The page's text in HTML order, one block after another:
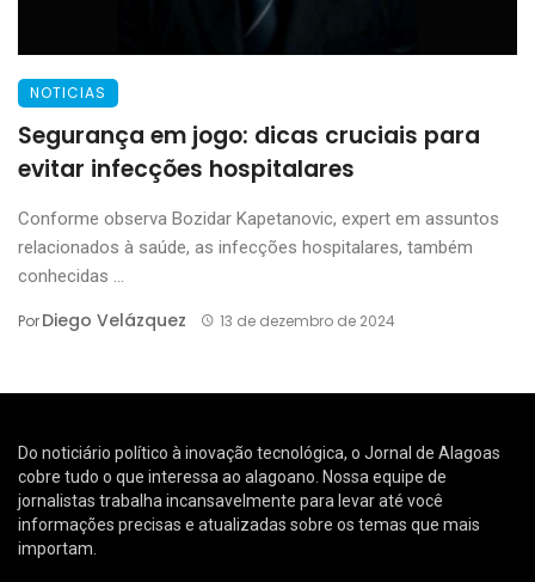
NOTICIAS
Segurança em jogo: dicas cruciais para
evitar infecções hospitalares
Conforme observa Bozidar Kapetanovic, expert em assuntos
relacionados à saúde, as infecções hospitalares, também
conhecidas ...
PorDiego Velázquez 13 de dezembro de 2024
Do noticiário político à inovação tecnológica, o Jornal de Alagoas
cobre tudo o que interessa ao alagoano. Nossa equipe de
jornalistas trabalha incansavelmente para levar até você
informações precisas e atualizadas sobre os temas que mais
importam.